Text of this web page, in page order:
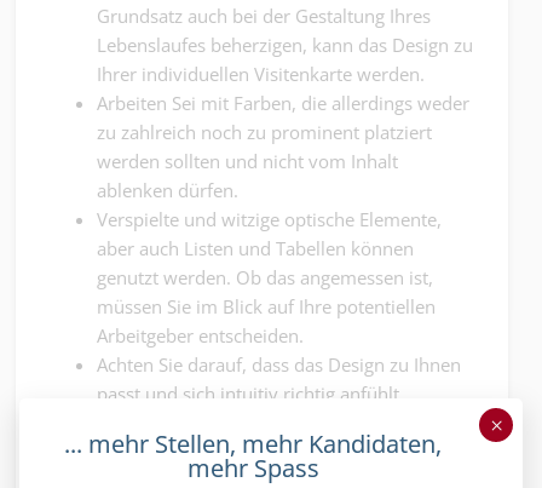
Grundsatz auch bei der Gestaltung Ihres
Lebenslaufes beherzigen, kann das Design zu
Ihrer individuellen Visitenkarte werden.
Arbeiten Sei mit Farben, die allerdings weder
zu zahlreich noch zu prominent platziert
werden sollten und nicht vom Inhalt
ablenken dürfen.
Verspielte und witzige optische Elemente,
aber auch Listen und Tabellen können
genutzt werden. Ob das angemessen ist,
müssen Sie im Blick auf Ihre potentiellen
Arbeitgeber entscheiden.
Achten Sie darauf, dass das Design zu Ihnen
passt und sich intuitiv richtig anfühlt.
Stellen an, wie Sie es auch mit Ihrem
Motivationsschreiben tun.
... mehr Stellen, mehr Kandidaten,
mehr Spass
×